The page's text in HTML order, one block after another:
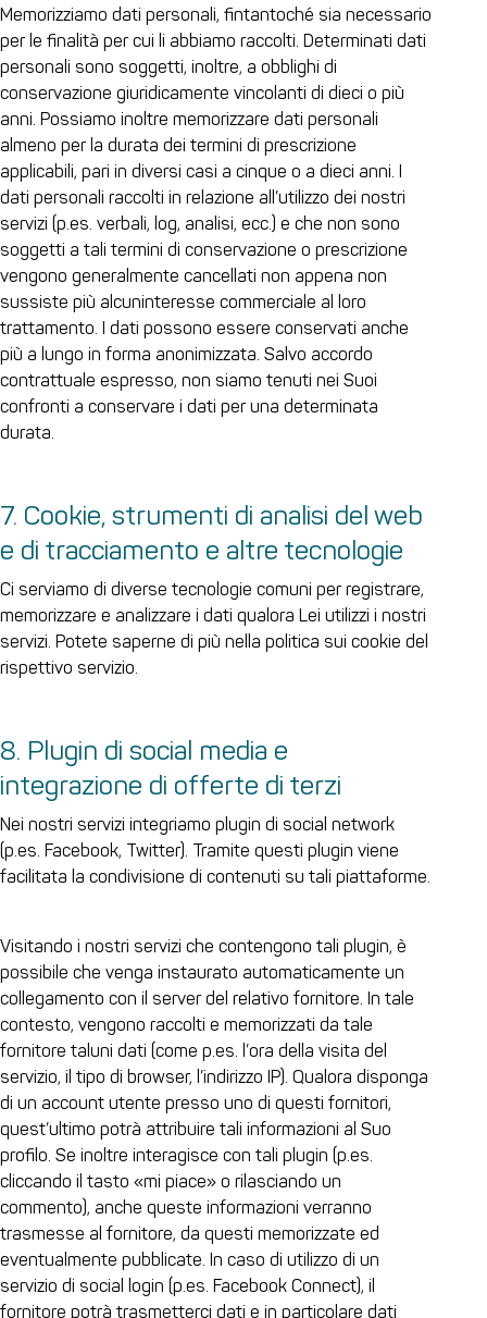
Memorizziamo dati personali, fintantoché sia necessario
per le finalità per cui li abbiamo raccolti. Determinati dati
personali sono soggetti, inoltre, a obblighi di
conservazione giuridicamente vincolanti di dieci o più
anni. Possiamo inoltre memorizzare dati personali
almeno per la durata dei termini di prescrizione
applicabili, pari in diversi casi a cinque o a dieci anni. I
dati personali raccolti in relazione all’utilizzo dei nostri
servizi (p.es. verbali, log, analisi, ecc.) e che non sono
soggetti a tali termini di conservazione o prescrizione
vengono generalmente cancellati non appena non
sussiste più alcuninteresse commerciale al loro
trattamento. I dati possono essere conservati anche
più a lungo in forma anonimizzata. Salvo accordo
contrattuale espresso, non siamo tenuti nei Suoi
confronti a conservare i dati per una determinata
durata.
7. Cookie, strumenti di analisi del web
e di tracciamento e altre tecnologie
Ci serviamo di diverse tecnologie comuni per registrare,
memorizzare e analizzare i dati qualora Lei utilizzi i nostri
servizi. Potete saperne di più nella politica sui cookie del
rispettivo servizio.
8. Plugin di social media e
integrazione di offerte di terzi
Nei nostri servizi integriamo plugin di social network
(p.es. Facebook, Twitter). Tramite questi plugin viene
facilitata la condivisione di contenuti su tali piattaforme.
Visitando i nostri servizi che contengono tali plugin, è
possibile che venga instaurato automaticamente un
collegamento con il server del relativo fornitore. In tale
contesto, vengono raccolti e memorizzati da tale
fornitore taluni dati (come p.es. l’ora della visita del
servizio, il tipo di browser, l’indirizzo IP). Qualora disponga
di un account utente presso uno di questi fornitori,
quest’ultimo potrà attribuire tali informazioni al Suo
profilo. Se inoltre interagisce con tali plugin (p.es.
cliccando il tasto «mi piace» o rilasciando un
commento), anche queste informazioni verranno
trasmesse al fornitore, da questi memorizzate ed
eventualmente pubblicate. In caso di utilizzo di un
servizio di social login (p.es. Facebook Connect), il
fornitore potrà trasmetterci dati e in particolare dati